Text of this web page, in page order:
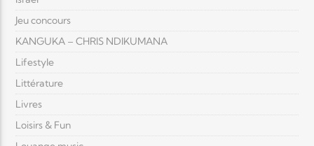
Jeu concours
KANGUKA – CHRIS NDIKUMANA
Lifestyle
Littérature
Livres
Loisirs & Fun